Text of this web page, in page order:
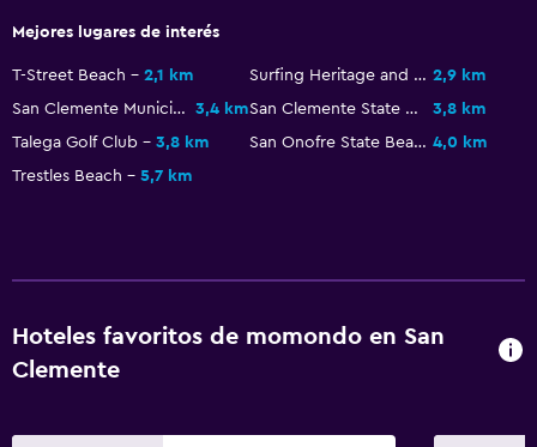
Baño privado
Ducha
Aseo
Papel higiénico
Ducha italiana
General
Mejores lugares de interés
T-Street Beach 2,1 km Surfing Heritage and Culture Center 2,9 km
San Clemente Municipal Golf Course
3,4 km San Clemente State Beach
3,8 km
Talega Golf Club
3,8 km San Onofre State Beach 4,0 km
Trestles Beach
5,7 km
Hoteles favoritos de momondo en San
Clemente